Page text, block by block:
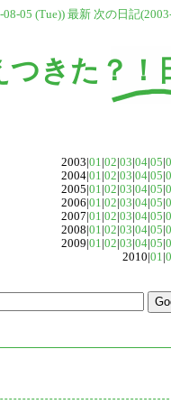
05 (Tue)) 最新 次の日記
つきた？！
2003|01|02|03|04|05|
2004|01|02|03|04|05|
2005|01|02|03|04|05|
2006|01|02|03|04|05|
2007|01|02|03|04|05|
2008|01|02|03|04|05|
2009|01|02|03|04|05|
2010|01|